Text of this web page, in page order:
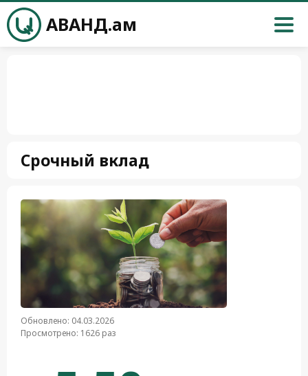
АВАНД.ам
Срочный вклад
Обновлено: 04.03.2026
Просмотрено: 1626 раз